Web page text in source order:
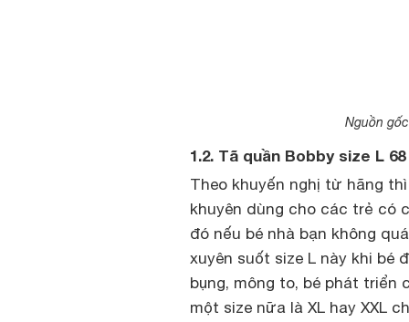
Nguồn
1.2. Tã quần Bobby size L
Theo khuyến nghị từ hãng
khuyên dùng cho các trẻ có
đó nếu bé nhà bạn không
xuyên suốt size L này khi bé
bụng, mông to, bé phát triển
một size nữa là XL hay XXL